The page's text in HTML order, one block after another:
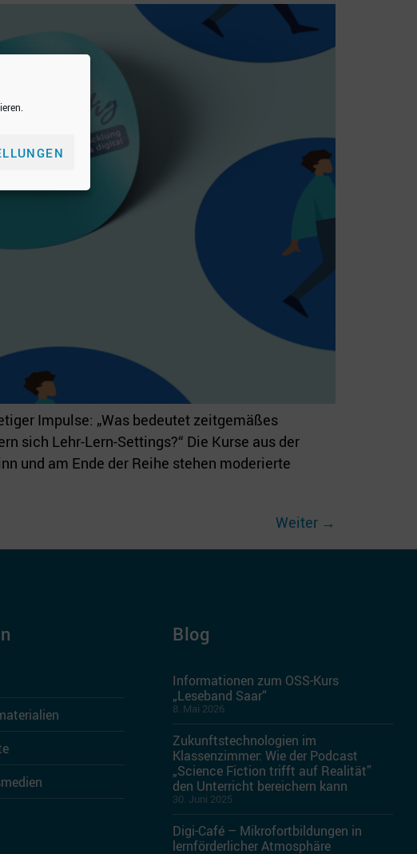
Impulse: „Was bedeutet zeitgemäßes
sich Lehr-Lern-Settings?“ Die Kurse aus der
und am Ende der Reihe stehen moderierte
Weiter →
Blog
Informationen zum OSS-Kurs
„Leseband Saar“
8. Mai 2026
Zukunftstechnologien im
Klassenzimmer: Wie der Podcast
„Science Fiction trifft auf Realität”
den Unterricht bereichern kann
30. Juni 2025
Digi-Café – Mikrofortbildungen in
lernförderlicher Atmosphäre